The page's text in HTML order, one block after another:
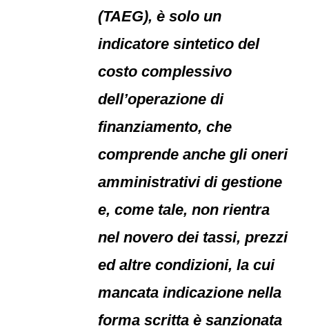
(TAEG), è solo un
indicatore sintetico del
costo complessivo
dell’operazione di
finanziamento, che
comprende anche gli oneri
amministrativi di gestione
e, come tale, non rientra
nel novero dei tassi, prezzi
ed altre condizioni, la cui
mancata indicazione nella
forma scritta è sanzionata